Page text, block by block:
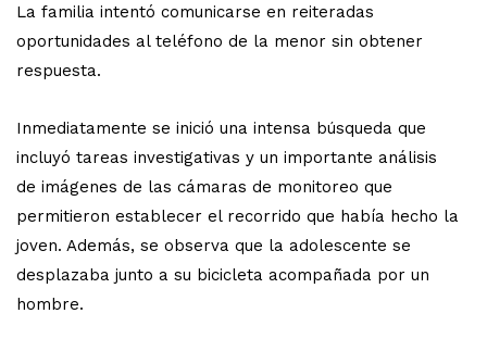
La familia intentó comunicarse en reiteradas
oportunidades al teléfono de la menor sin obtener
respuesta.
Inmediatamente se inició una intensa búsqueda que
incluyó tareas investigativas y un importante análisis
de imágenes de las cámaras de monitoreo que
permitieron establecer el recorrido que había hecho la
joven. Además, se observa que la adolescente se
desplazaba junto a su bicicleta acompañada por un
hombre.